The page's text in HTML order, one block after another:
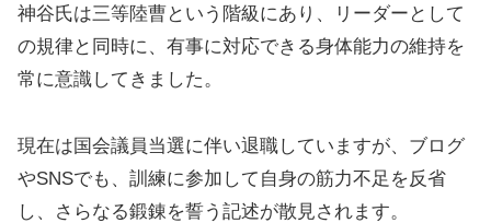
神谷氏は三等陸曹という階級にあり、リーダーとして
の規律と同時に、有事に対応できる身体能力の維持を
常に意識してきました。
現在は国会議員当選に伴い退職していますが、ブログ
やSNSでも、訓練に参加して自身の筋力不足を反省
し、さらなる鍛錬を誓う記述が散見されます。